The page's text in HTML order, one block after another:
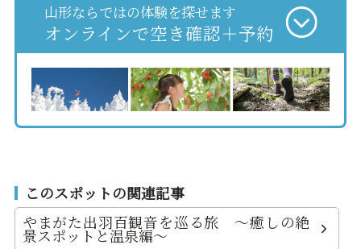
山形ならではの体験を探せます
オンラインで空き確認＋予約
このスポットの関連記事
やまがた出羽百観音を巡る旅 ～癒しの絶
景スポットと温泉編～